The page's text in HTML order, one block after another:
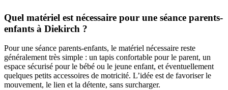
Quel matériel est nécessaire pour une séance parents-
enfants à Diekirch ?
Pour une séance parents-enfants, le matériel nécessaire reste
généralement très simple : un tapis confortable pour le parent, un
espace sécurisé pour le bébé ou le jeune enfant, et éventuellement
quelques petits accessoires de motricité. L’idée est de favoriser le
mouvement, le lien et la détente, sans surcharger.